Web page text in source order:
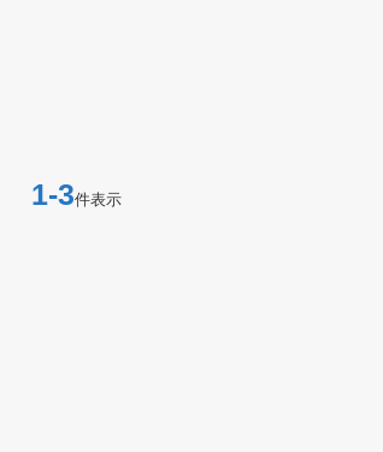
1-3件表示